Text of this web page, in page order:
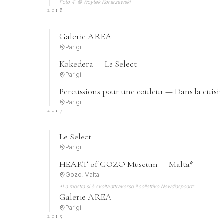
Foto 4: © Woytek Konarzewski
2018
Galerie AREA
Parigi
Kokedera — Le Select
Parigi
Percussions pour une couleur — Dans la
Parigi
2017
Le Select
Parigi
HEART of GOZO Museum — Malta*
Gozo, Malta
*La mostra si è svolta attraverso il collettivo Newdiaspoarts
Galerie AREA
Parigi
2015